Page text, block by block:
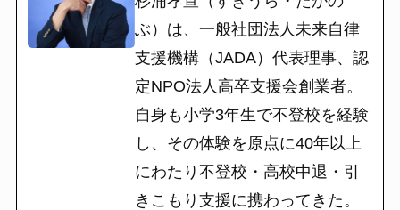
ぶ）は、一般社団法人未来自律
支援機構（JADA）代表理事、認
定NPO法人高卒支援会創業者。
自身も小学3年生で不登校を経験
し、その体験を原点に40年以上
にわたり不登校・高校中退・引
きこもり支援に携わってきた。